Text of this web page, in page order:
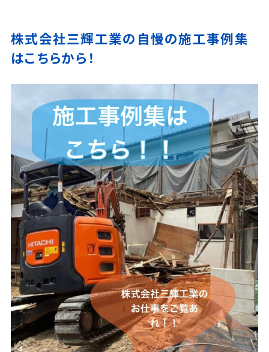
株式会社三輝工業の自慢の施工事例集
はこちらから！